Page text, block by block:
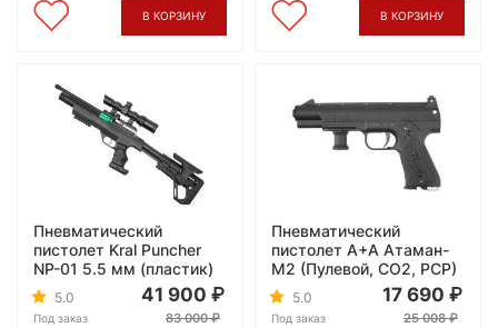
В КОРЗИНУ В КОРЗИНУ
Пневматический
пистолет Kral Puncher
NP-01 5.5 мм (пластик)
5.0
Под заказ
41 900
83 000
Пневматический
пистолет А+А Атаман-
М2 (Пулевой, СО2, РСР)
5.0
Под заказ
17 690
25 008